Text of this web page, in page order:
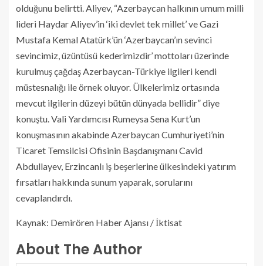
olduğunu belirtti. Aliyev, “Azerbaycan halkının umum milli
lideri Haydar Aliyev’in ‘iki devlet tek millet’ ve Gazi
Mustafa Kemal Atatürk’ün ‘Azerbaycan’ın sevinci
sevincimiz, üzüntüsü kederimizdir’ mottoları üzerinde
kurulmuş çağdaş Azerbaycan-Türkiye ilgileri kendi
müstesnalığı ile örnek oluyor. Ülkelerimiz ortasında
mevcut ilgilerin düzeyi bütün dünyada bellidir” diye
konuştu. Vali Yardımcısı Rumeysa Sena Kurt’un
konuşmasının akabinde Azerbaycan Cumhuriyeti’nin
Ticaret Temsilcisi Ofisinin Başdanışmanı Cavid
Abdullayev, Erzincanlı iş beşerlerine ülkesindeki yatırım
fırsatları hakkında sunum yaparak, sorularını
cevaplandırdı.
Kaynak: Demirören Haber Ajansı / İktisat
About The Author